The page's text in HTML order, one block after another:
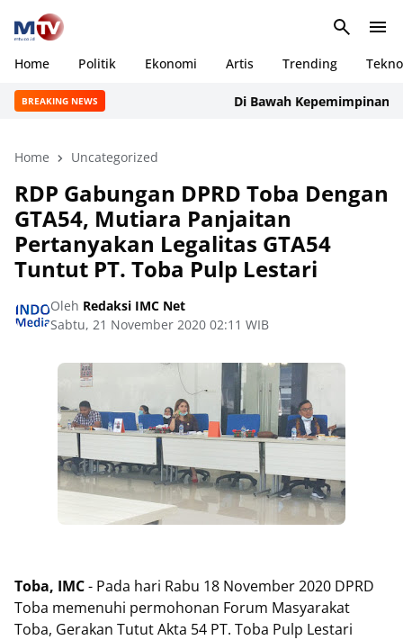
Home Politik Ekonomi Artis Trending Tekno
BREAKING NEWS Di Bawah Kepemimpinan
Home Uncategorized
RDP Gabungan DPRD Toba Dengan
GTA54, Mutiara Panjaitan
Pertanyakan Legalitas GTA54
Tuntut PT. Toba Pulp Lestari
Oleh Redaksi IMC Net
Sabtu, 21 November 2020 02:11 WIB
Toba, IMC- Pada hari Rabu 18 November 2020 DPRD
Toba memenuhi permohonan Forum Masyarakat
Toba, Gerakan Tutut Akta 54 PT. Toba Pulp Lestari